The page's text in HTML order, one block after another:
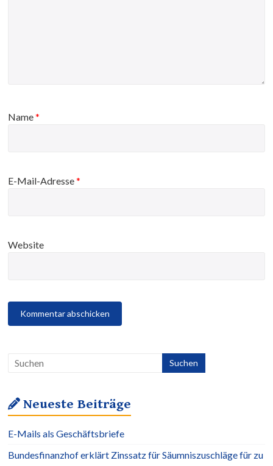
Name*
E-Mail-Adresse*
Website
Neueste Beiträge
E-Mails als Geschäftsbriefe
Bundesfinanzhof erklärt Zinssatz für Säumniszuschläge für zu